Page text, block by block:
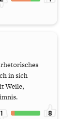
in sich
Weile,
1 8